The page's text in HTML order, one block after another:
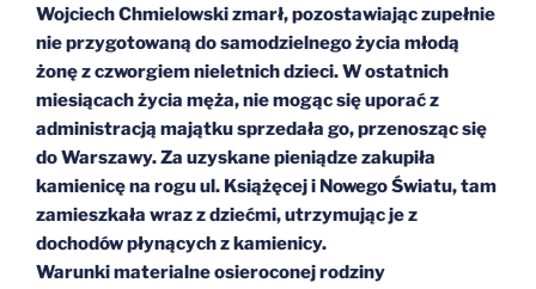
Wojciech Chmielowski zmarł, pozostawiając zupełnie
nie przygotowaną do samodzielnego życia młodą
żonę z czworgiem nieletnich dzieci. W ostatnich
miesiącach życia męża, nie mogąc się uporać z
administracją majątku sprzedała go, przenosząc się
do Warszawy. Za uzyskane pieniądze zakupiła
kamienicę na rogu ul. Książęcej i Nowego Światu, tam
zamieszkała wraz z dziećmi, utrzymując je z
dochodów płynących z kamienicy.
Warunki materialne osieroconej rodziny